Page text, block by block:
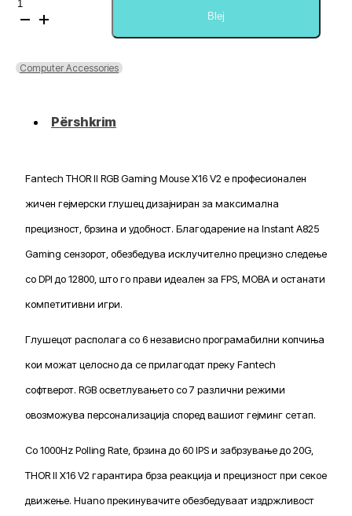
Fantech
RGB
Blej
Computer Accessories
Përshkrim
Fantech THOR II RGB Gaming Mouse X16 V2 е професионален
жичен гејмерски глушец дизајниран за максимална
прецизност, брзина и удобност. Благодарение на Instant A825
Gaming сензорот, обезбедува исклучително прецизно следење
со DPI до 12800, што го прави идеален за FPS, MOBA и останати
компетитивни игри.
Глушецот располага со 6 независно програмабилни копчиња
кои можат целосно да се прилагодат преку Fantech
софтверот. RGB осветлувањето со 7 различни режими
овозможува персонализација според вашиот гејминг сетап.
Со 1000Hz Polling Rate, брзина до 60 IPS и забрзување до 20G,
THOR II X16 V2 гарантира брза реакција и прецизност при секое
движење. Huano прекинувачите обезбедуваат издржливост